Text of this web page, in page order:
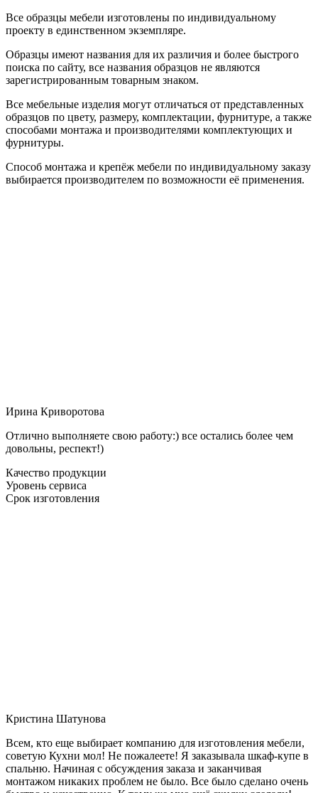
Все образцы мебели изготовлены по индивидуальному
проекту в единственном экземпляре.
Образцы имеют названия для их различия и более быстрого
поиска по сайту, все названия образцов не являются
зарегистрированным товарным знаком.
Все мебельные изделия могут отличаться от представленных
образцов по цвету, размеру, комплектации, фурнитуре, а также
способами монтажа и производителями комплектующих и
фурнитуры.
Способ монтажа и крепёж мебели по индивидуальному заказу
выбирается производителем по возможности её применения.
Ирина Криворотова
Отлично выполняете свою работу:) все остались более чем
довольны, респект!)
Качество продукции
Уровень сервиса
Срок изготовления
Кристина Шатунова
Всем, кто еще выбирает компанию для изготовления мебели,
советую Кухни мол! Не пожалеете! Я заказывала шкаф-купе в
спальню. Начиная с обсуждения заказа и заканчивая
монтажом никаких проблем не было. Все было сделано очень